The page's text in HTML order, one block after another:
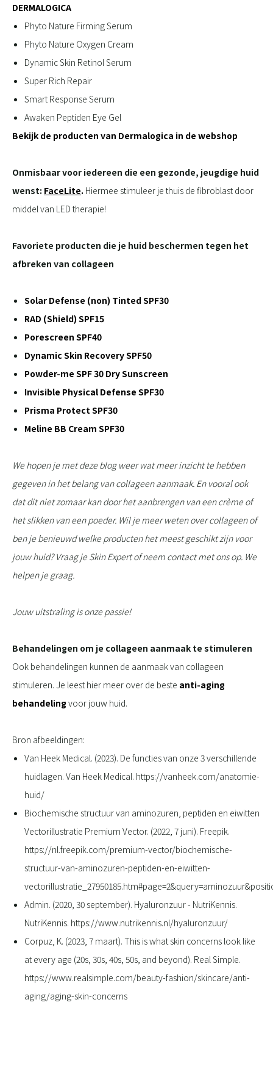
DERMALOGICA
Phyto Nature Firming Serum
Phyto Nature Oxygen Cream
Dynamic Skin Retinol Serum
Super Rich Repair
Smart Response Serum
Awaken Peptiden Eye Gel
Bekijk de producten van Dermalogica in de webshop
Onmisbaar voor iedereen die een gezonde, jeugdige huid
wenst: FaceLite. Hiermee stimuleer je thuis de fibroblast door
middel van LED therapie!
Favoriete producten die je huid beschermen tegen het
afbreken van collageen
Solar Defense (non) Tinted SPF30
RAD (Shield) SPF15
Porescreen SPF40
Dynamic Skin Recovery SPF50
Powder-me SPF 30 Dry Sunscreen
Invisible Physical Defense SPF30
Prisma Protect SPF30
Meline BB Cream SPF30
We hopen je met deze blog weer wat meer inzicht te hebben
gegeven in het belang van collageen aanmaak. En vooral ook
dat dit niet zomaar kan door het aanbrengen van een crème of
het slikken van een poeder. Wil je meer weten over collageen of
ben je benieuwd welke producten het meest geschikt zijn voor
jouw huid? Vraag je Skin Expert of neem contact met ons op. We
helpen je graag.
Jouw uitstraling is onze passie!
Behandelingen om je collageen aanmaak te stimuleren
Ook behandelingen kunnen de aanmaak van collageen
stimuleren. Je leest hier meer over de beste anti-aging
behandeling voor jouw huid.
Bron afbeeldingen:
Van Heek Medical. (2023). De functies van onze 3 verschillende
huidlagen. Van Heek Medical. https://vanheek.com/anatomie-
huid/
Biochemische structuur van aminozuren, peptiden en eiwitten
Vectorillustratie Premium Vector. (2022, 7 juni). Freepik.
https://nl.freepik.com/premium-vector/biochemische-
structuur-van-aminozuren-peptiden-en-eiwitten-
Admin. (2020, 30 september). Hyaluronzuur - NutriKennis.
NutriKennis. https://www.nutrikennis.nl/hyaluronzuur/
Corpuz, K. (2023, 7 maart). This is what skin concerns look like
at every age (20s, 30s, 40s, 50s, and beyond). Real Simple.
https://www.realsimple.com/beauty-fashion/skincare/anti-
aging/aging-skin-concerns